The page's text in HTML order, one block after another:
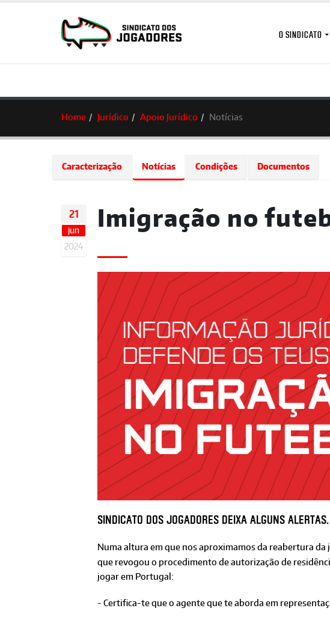
O SINDICATO
Home Jurídico Apoio Jurídico Notícias
Caracterização Notícias Condições Documentos
21
jun
2024
Imigração no
Sindicato dos Jogadores deixa alguns alertas.
Numa altura em que nos aproximamos da reabertura
que revogou o procedimento de autorização de
jogar em Portugal:
- Certifica-te que o agente que te aborda em